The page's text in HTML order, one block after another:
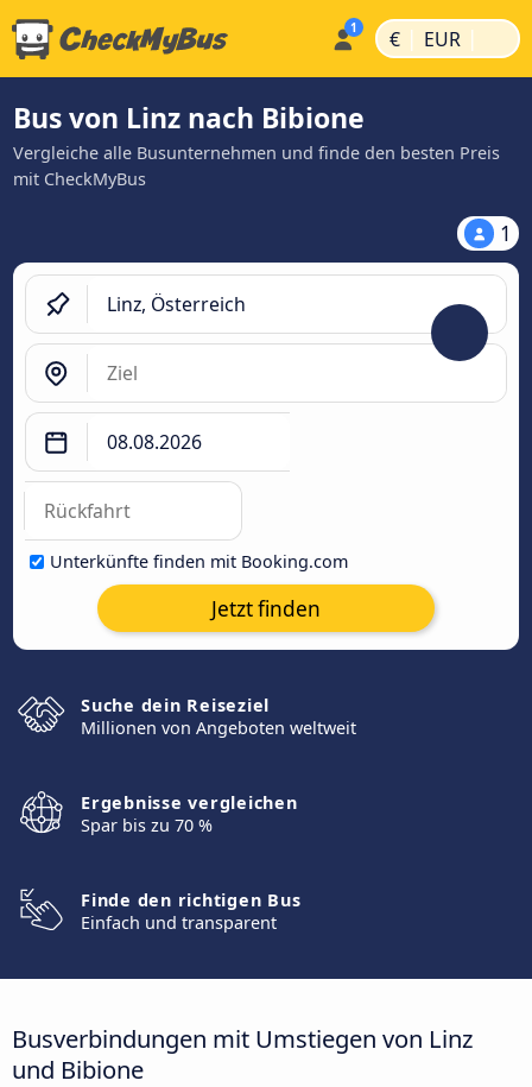
€ | EUR |
Bus von Linz nach Bibione
Vergleiche alle Busunternehmen und finde den besten Preis
mit CheckMyBus
1
Unterkünfte finden mit Booking.com
Jetzt finden
Suche dein Reiseziel
Millionen von Angeboten weltweit
Ergebnisse vergleichen
Spar bis zu 70 %
Finde den richtigen Bus
Einfach und transparent
Busverbindungen mit Umstiegen von Linz
und Bibione